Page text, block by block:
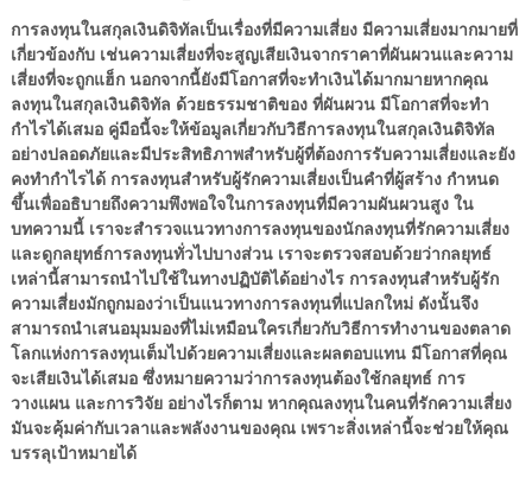
การลงทุนในสกุลเงินดิจิทัลเป็นเรื่องที่มีความเสี่ยง มีความเสี่ยงมากมายที่
เกี่ยวข้องกับ เช่นความเสี่ยงที่จะสูญเสียเงินจากราคาที่ผันผวนและความ
เสี่ยงที่จะถูกแฮ็ก นอกจากนี้ยังมีโอกาสที่จะทำเงินได้มากมายหากคุณ
ลงทุนในสกุลเงินดิจิทัล ด้วยธรรมชาติของ ที่ผันผวน มีโอกาสที่จะทำ
กำไรได้เสมอ คู่มือนี้จะให้ข้อมูลเกี่ยวกับวิธีการลงทุนในสกุลเงินดิจิทัล
อย่างปลอดภัยและมีประสิทธิภาพสำหรับผู้ที่ต้องการรับความเสี่ยงและยัง
คงทำกำไรได้ การลงทุนสำหรับผู้รักความเสี่ยงเป็นคำที่ผู้สร้าง กำหนด
ขึ้นเพื่ออธิบายถึงความพึงพอใจในการลงทุนที่มีความผันผวนสูง ใน
บทความนี้ เราจะสำรวจแนวทางการลงทุนของนักลงทุนที่รักความเสี่ยง
และดูกลยุทธ์การลงทุนทั่วไปบางส่วน เราจะตรวจสอบด้วยว่ากลยุทธ์
เหล่านี้สามารถนำไปใช้ในทางปฏิบัติได้อย่างไร การลงทุนสำหรับผู้รัก
ความเสี่ยงมักถูกมองว่าเป็นแนวทางการลงทุนที่แปลกใหม่ ดังนั้นจึง
สามารถนำเสนอมุมมองที่ไม่เหมือนใครเกี่ยวกับวิธีการทำงานของตลาด
โลกแห่งการลงทุนเต็มไปด้วยความเสี่ยงและผลตอบแทน มีโอกาสที่คุณ
จะเสียเงินได้เสมอ ซึ่งหมายความว่าการลงทุนต้องใช้กลยุทธ์ การ
วางแผน และการวิจัย อย่างไรก็ตาม หากคุณลงทุนในคนที่รักความเสี่ยง
มันจะคุ้มค่ากับเวลาและพลังงานของคุณ เพราะสิ่งเหล่านี้จะช่วยให้คุณ
บรรลุเป้าหมายได้